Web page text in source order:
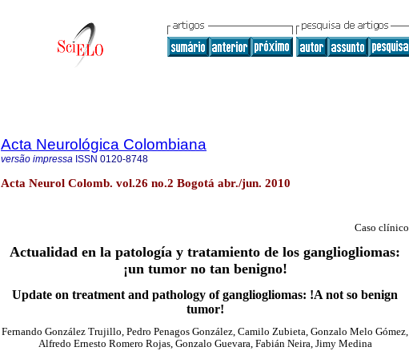
Acta Neurológica Colombiana
versão impressa ISSN 0120-8748
Acta Neurol Colomb. vol.26 no.2 Bogotá abr./jun. 2010
Caso clínico
Actualidad en la patología y tratamiento de los gangliogliomas:
¡un tumor no tan benigno!
Update on treatment and pathology of gangliogliomas: !A not so benign
tumor!
Fernando González Trujillo, Pedro Penagos González, Camilo Zubieta, Gonzalo Melo Gómez,
Alfredo Ernesto Romero Rojas, Gonzalo Guevara, Fabián Neira, Jimy Medina